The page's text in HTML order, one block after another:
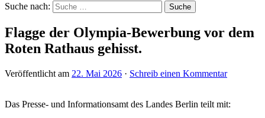
Suche nach:
Flagge der Olympia-Bewerbung vor dem
Roten Rathaus gehisst.
Veröffentlicht am 22. Mai 2026 · Schreib einen Kommentar
Das Presse- und Informationsamt des Landes Berlin teilt mit: